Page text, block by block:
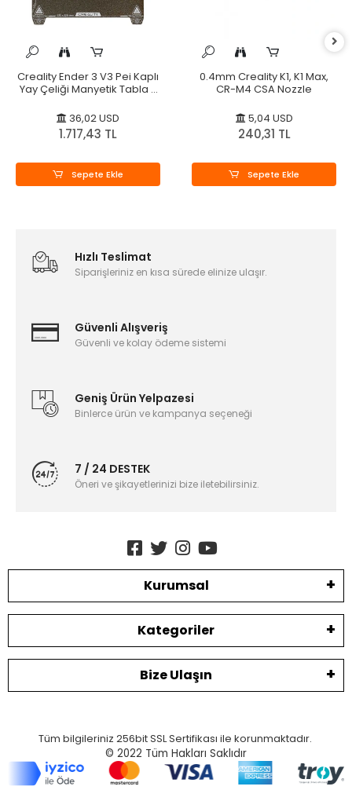
Creality Ender 3 V3 Pei Kaplı
Yay Çeliği Manyetik Tabla -
36,02 USD
1.717,43 TL
Sepete Ekle
0.4mm Creality K1, K1 Max,
CR-M4 CSA Nozzle
5,04 USD
240,31 TL
Sepete Ekle
Hızlı Teslimat
Siparişleriniz en kısa sürede elinize ulaşır.
Güvenli Alışveriş
Güvenli ve kolay ödeme sistemi
Geniş Ürün Yelpazesi
Binlerce ürün ve kampanya seçeneği
7 / 24 DESTEK
Öneri ve şikayetlerinizi bize iletebilirsiniz.
Kurumsal
Kategoriler
Bize Ulaşın
Tüm bilgileriniz 256bit SSL Sertifikası ile korunmaktadır.
© 2022 Tüm Hakları Saklıdır